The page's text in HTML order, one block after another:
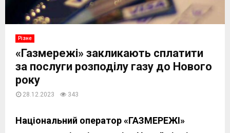
Різне
«Газмережі» закликають сплатити
за послуги розподілу газу до Нового
року
28.12.2023 343
Національний оператор «ГАЗМЕРЕЖІ»